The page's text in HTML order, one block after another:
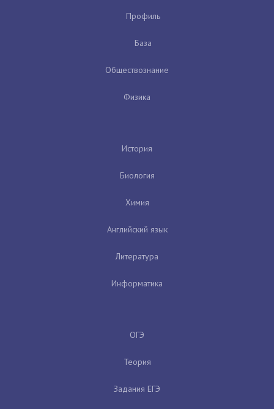
Профиль
База
Обществознание
Физика
История
Биология
Химия
Английский язык
Литература
Информатика
ОГЭ
Теория
Задания ЕГЭ